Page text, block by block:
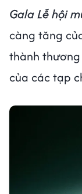
Gala Lễ hội
càng tăng
thành
của các tạp